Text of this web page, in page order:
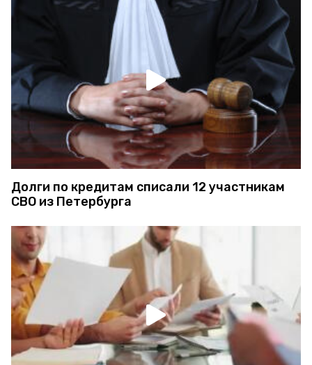
Долги по кредитам списали 12 участникам
СВО из Петербурга